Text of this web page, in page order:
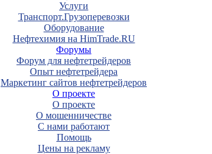
Услуги
Транспорт.Грузоперевозки
Оборудование
Нефтехимия на HimTrade.RU
Форумы
Форум для нефтетрейдеров
Опыт нефтетрейдера
Маркетинг сайтов нефтетрейдеров
О проекте
О проекте
О мошенничестве
С нами работают
Помощь
Цены на рекламу